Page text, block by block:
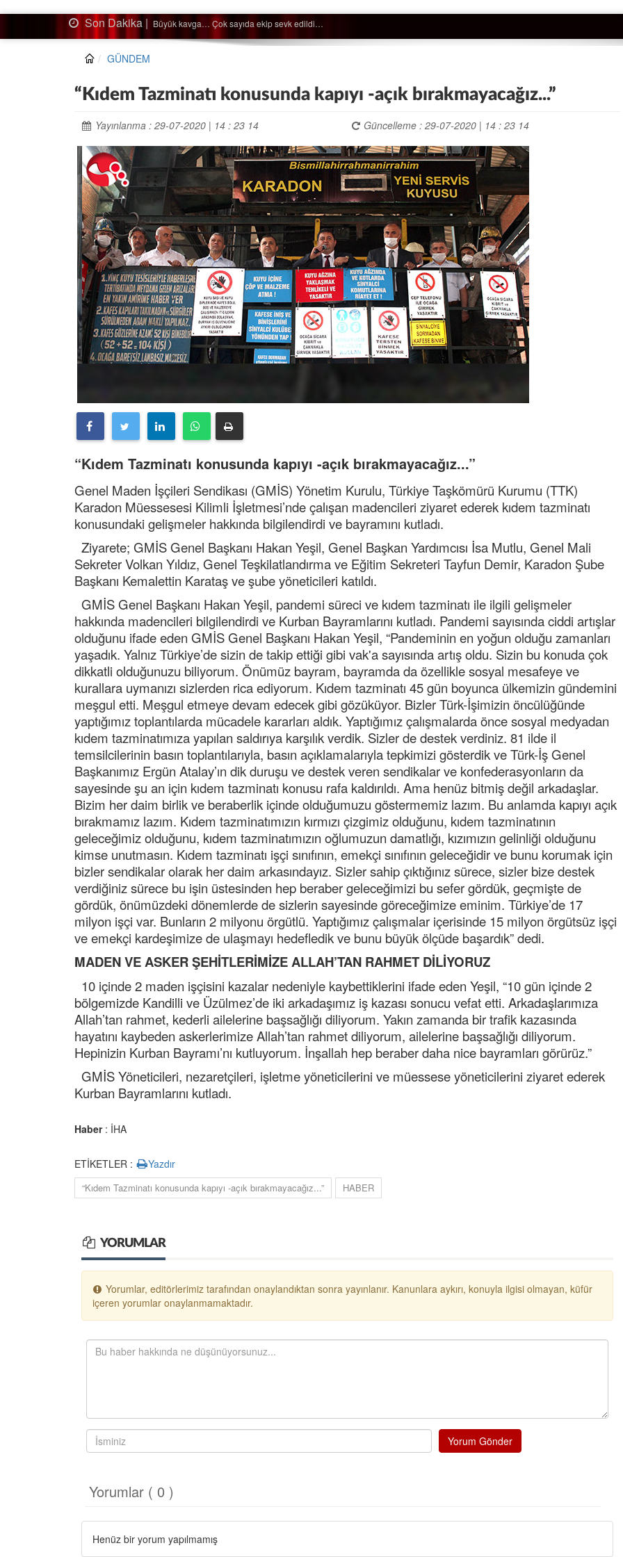
Son Dakika |Ağaçtan düştü…
GÜNDEM
“Kıdem Tazminatı konusunda kapıyı -açık bırakmayacağız...”
Yayınlanma : 29-07-2020 | 14 : 23 14 Güncelleme : 29-07-2020 | 14 : 23 14
“Kıdem Tazminatı konusunda kapıyı -açık bırakmayacağız...”
Genel Maden İşçileri Sendikası (GMİS) Yönetim Kurulu, Türkiye Taşkömürü Kurumu (TTK)
Karadon Müessesesi Kilimli İşletmesi’nde çalışan madencileri ziyaret ederek kıdem tazminatı
konusundaki gelişmeler hakkında bilgilendirdi ve bayramını kutladı.
Ziyarete; GMİS Genel Başkanı Hakan Yeşil, Genel Başkan Yardımcısı İsa Mutlu, Genel Mali
Sekreter Volkan Yıldız, Genel Teşkilatlandırma ve Eğitim Sekreteri Tayfun Demir, Karadon Şube
Başkanı Kemalettin Karataş ve şube yöneticileri katıldı.
GMİS Genel Başkanı Hakan Yeşil, pandemi süreci ve kıdem tazminatı ile ilgili gelişmeler
hakkında madencileri bilgilendirdi ve Kurban Bayramlarını kutladı. Pandemi sayısında ciddi artışlar
olduğunu ifade eden GMİS Genel Başkanı Hakan Yeşil, “Pandeminin en yoğun olduğu zamanları
yaşadık. Yalnız Türkiye’de sizin de takip ettiği gibi vak'a sayısında artış oldu. Sizin bu konuda çok
dikkatli olduğunuzu biliyorum. Önümüz bayram, bayramda da özellikle sosyal mesafeye ve
kurallara uymanızı sizlerden rica ediyorum. Kıdem tazminatı 45 gün boyunca ülkemizin gündemini
meşgul etti. Meşgul etmeye devam edecek gibi gözüküyor. Bizler Türk-İşimizin öncülüğünde
yaptığımız toplantılarda mücadele kararları aldık. Yaptığımız çalışmalarda önce sosyal medyadan
kıdem tazminatımıza yapılan saldırıya karşılık verdik. Sizler de destek verdiniz. 81 ilde il
temsilcilerinin basın toplantılarıyla, basın açıklamalarıyla tepkimizi gösterdik ve Türk-İş Genel
Başkanımız Ergün Atalay’ın dik duruşu ve destek veren sendikalar ve konfederasyonların da
sayesinde şu an için kıdem tazminatı konusu rafa kaldırıldı. Ama henüz bitmiş değil arkadaşlar.
Bizim her daim birlik ve beraberlik içinde olduğumuzu göstermemiz lazım. Bu anlamda kapıyı açık
bırakmamız lazım. Kıdem tazminatımızın kırmızı çizgimiz olduğunu, kıdem tazminatının
geleceğimiz olduğunu, kıdem tazminatımızın oğlumuzun damatlığı, kızımızın gelinliği olduğunu
kimse unutmasın. Kıdem tazminatı işçi sınıfının, emekçi sınıfının geleceğidir ve bunu korumak için
bizler sendikalar olarak her daim arkasındayız. Sizler sahip çıktığınız sürece, sizler bize destek
verdiğiniz sürece bu işin üstesinden hep beraber geleceğimizi bu sefer gördük, geçmişte de
gördük, önümüzdeki dönemlerde de sizlerin sayesinde göreceğimize eminim. Türkiye’de 17
milyon işçi var. Bunların 2 milyonu örgütlü. Yaptığımız çalışmalar içerisinde 15 milyon örgütsüz işçi
ve emekçi kardeşimize de ulaşmayı hedefledik ve bunu büyük ölçüde başardık” dedi.
MADEN VE ASKER ŞEHİTLERİMİZE ALLAH’TAN RAHMET DİLİYORUZ
10 içinde 2 maden işçisini kazalar nedeniyle kaybettiklerini ifade eden Yeşil, “10 gün içinde 2
bölgemizde Kandilli ve Üzülmez’de iki arkadaşımız iş kazası sonucu vefat etti. Arkadaşlarımıza
Allah’tan rahmet, kederli ailelerine başsağlığı diliyorum. Yakın zamanda bir trafik kazasında
hayatını kaybeden askerlerimize Allah’tan rahmet diliyorum, ailelerine başsağlığı diliyorum.
Hepinizin Kurban Bayramı’nı kutluyorum. İnşallah hep beraber daha nice bayramları görürüz.”
GMİS Yöneticileri, nezaretçileri, işletme yöneticilerini ve müessese yöneticilerini ziyaret ederek
Kurban Bayramlarını kutladı.
Haber: İHA
ETİKETLER : Yazdır
“Kıdem Tazminatı konusunda kapıyı -açık bırakmayacağız...” HABER
YORUMLAR
Yorumlar, editörlerimiz tarafından onaylandıktan sonra yayınlanır. Kanunlara aykırı, konuyla ilgisi olmayan, küfür
içeren yorumlar onaylanmamaktadır.
Yorum Gönder
Yorumlar ( 0 )
Henüz bir yorum yapılmamış
Semih ÇOLAK
SEÇMEN NE DEDİ?
Op. Dr. Erol GÜNEN
Kemiklerinizi Sessizce Çürüten 6
Alışkanlık
Şenol AZMAN
“Aman doktor, yaman doktor.
Derdime bir çare!” – 2-
Merve KIRAN
KİLO KONTROLÜNDE KİLİT
NOKTA: ARA ÖĞÜNLER
Temiz enerji ve gelecek
mücadelesi
Uğuralp CİVELEK
“Bu bir suç duyurusudur”
Özkan Doğan
ibrahim yalçınkaya
POSBIYIK nerelerde ya kaç aydır vekaletle
Ekmek yediğiniz yere veda edersiniz gurur
elinizden ne geliyosa Chp ile kendi partiniz
aleyhine calistiniz.Becerdinizde Adami alasa
ettiniz.Sonuc... DEVAMI